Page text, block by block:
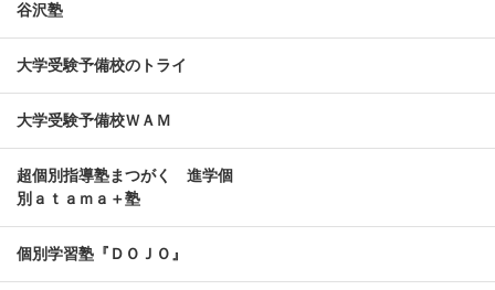
谷沢塾
大学受験予備校のトライ
大学受験予備校ＷＡＭ
超個別指導塾まつがく 進学個
別ａｔａｍａ＋塾
個別学習塾『ＤＯＪＯ』